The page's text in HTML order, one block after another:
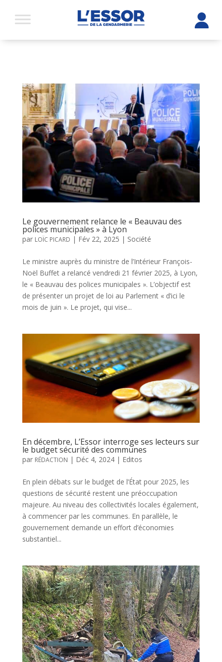
Le gouvernement relance le « Beauvau des
polices municipales » à Lyon
par LOÏC PICARD | Fév 22, 2025 | Société
Le ministre auprès du ministre de l’Intérieur François-
Noël Buffet a relancé vendredi 21 février 2025, à Lyon,
le « Beauvau des polices municipales ». L’objectif est
de présenter un projet de loi au Parlement « d’ici le
mois de juin ». Le projet, qui vise...
En décembre, L’Essor interroge ses lecteurs sur
le budget sécurité des communes
par RÉDACTION | Déc 4, 2024| Editos
En plein débats sur le budget de l’État pour 2025, les
questions de sécurité restent une préoccupation
majeure. Au niveau des collectivités locales également,
à commencer par les communes. En parallèle, le
gouvernement demande un effort d’économies
substantiel...